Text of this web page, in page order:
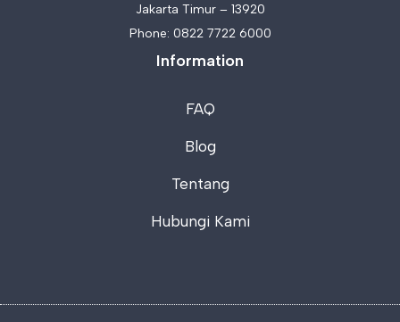
Jakarta Timur – 13920
Phone: 0822 7722 6000
Information
FAQ
Blog
Tentang
Hubungi Kami